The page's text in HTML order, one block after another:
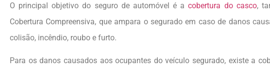
O principal objetivo do seguro de automóvel é acobertura do casco,
Cobertura Compreensiva, que ampara o segurado em caso de danos
colisão, incêndio, roubo e furto.
Para os danos causados aos ocupantes do veículo segurado, existe a